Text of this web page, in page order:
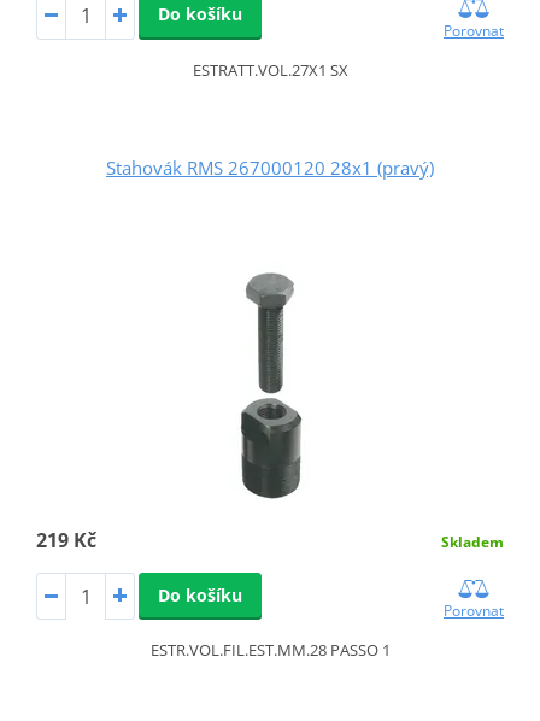
Do košíku
Porovnat
ESTRATT.VOL.27X1 SX
Stahovák RMS 267000120 28x1 (pravý)
219 Kč Skladem
Do košíku
Porovnat
ESTR.VOL.FIL.EST.MM.28 PASSO 1